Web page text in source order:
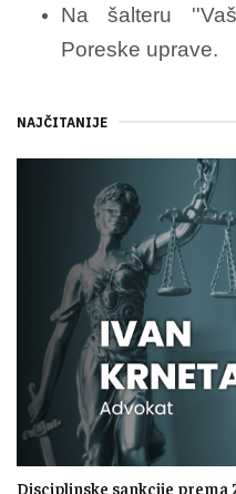
Na šalteru
Poreske uprave.
NAJČITANIJE
Disciplinske sankcije prema